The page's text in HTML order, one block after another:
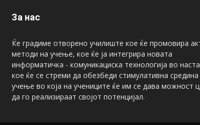
За нас
Ќе градиме отворено училиште кое ќе промовира
методи на учење, кое ќе ја интегрира новата
информатичка - комуникациска технологија во
кое ќе се стреми да обезбеди стимулативна средина
учење во која на учениците ќе им се дава можност
да го реализираат својот потенцијал.